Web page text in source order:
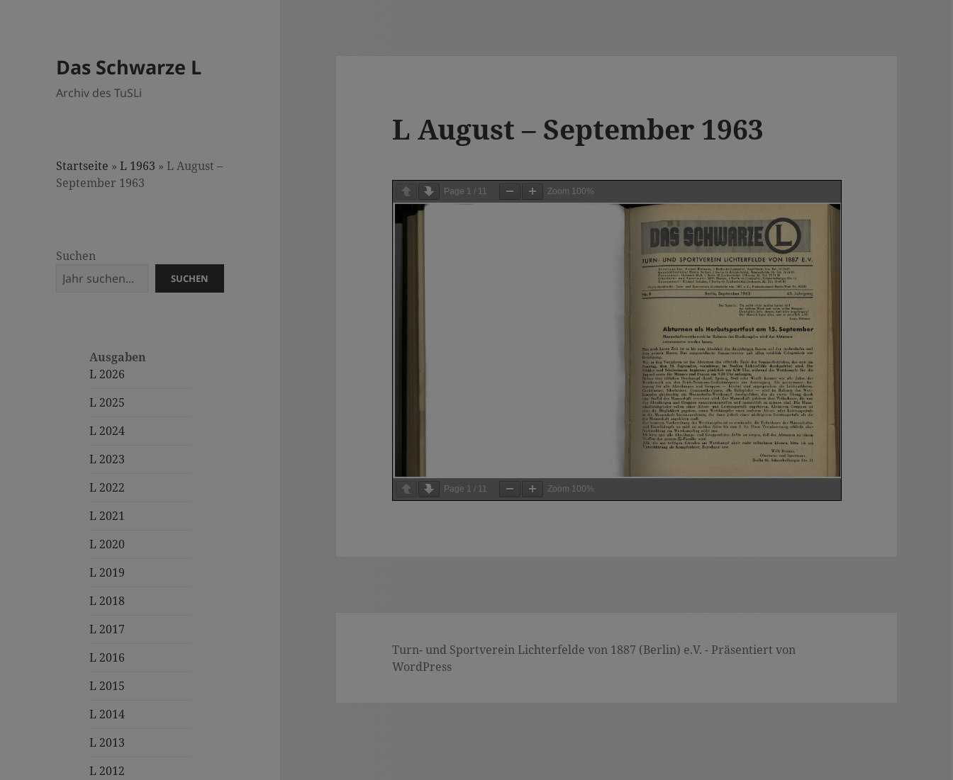
Das Schwarze L
Archiv des TuSLi
Startseite »L 1963 » L August –
September 1963
Suchen
SUCHEN
Ausgaben
L 2026
L 2025
L 2024
L 2023
L 2022
L 2021
L 2020
L 2019
L 2018
L 2017
L 2016
L 2015
L 2014
L 2013
L 2012
L August – September 1963
Page 1 / 11 Zoom 100%
Page 1 / 11 Zoom 100%
Turn- und Sportverein Lichterfelde von 1887 (Berlin) e.V. - Präsentiert von
WordPress